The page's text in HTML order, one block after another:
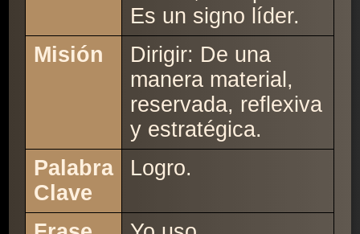
Es un signo líder.
Misión
Dirigir: De una
manera material,
reservada, reflexiva
y estratégica.
Palabra
Clave
Logro.